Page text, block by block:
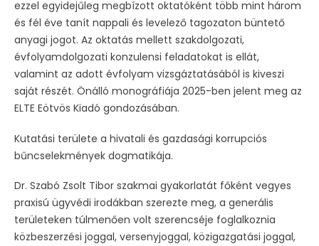
ezzel egyidejűleg megbízott oktatóként több mint három
és fél éve tanít nappali és levelező tagozaton büntető
anyagi jogot. Az oktatás mellett szakdolgozati,
évfolyamdolgozati konzulensi feladatokat is ellát,
valamint az adott évfolyam vizsgáztatásából is kiveszi
saját részét. Önálló monográfiája 2025-ben jelent meg az
ELTE Eötvös Kiadó gondozásában.
Kutatási területe a hivatali és gazdasági korrupciós
bűncselekmények dogmatikája.
Dr. Szabó Zsolt Tibor szakmai gyakorlatát főként vegyes
praxisú ügyvédi irodákban szerezte meg, a generális
területeken túlmenően volt szerencséje foglalkoznia
közbeszerzési joggal, versenyjoggal, közigazgatási joggal,